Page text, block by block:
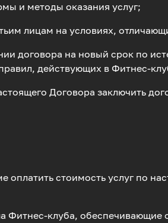
и методы оказания услуг;
лицам на условиях,
договора на новый срок по
действующих в Фитнес-
Договора заключить
стоимость услуг по
Фитнес-клуба,